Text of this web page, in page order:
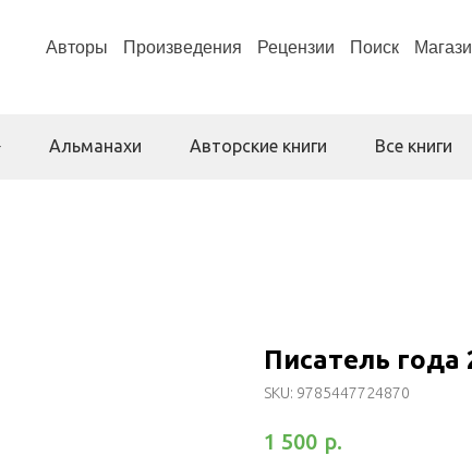
Авторы Произведения Рецензии Поиск
Альманахи Авторские книги Все книги
Писатель года
SKU: 9785447724870
1 500 р.